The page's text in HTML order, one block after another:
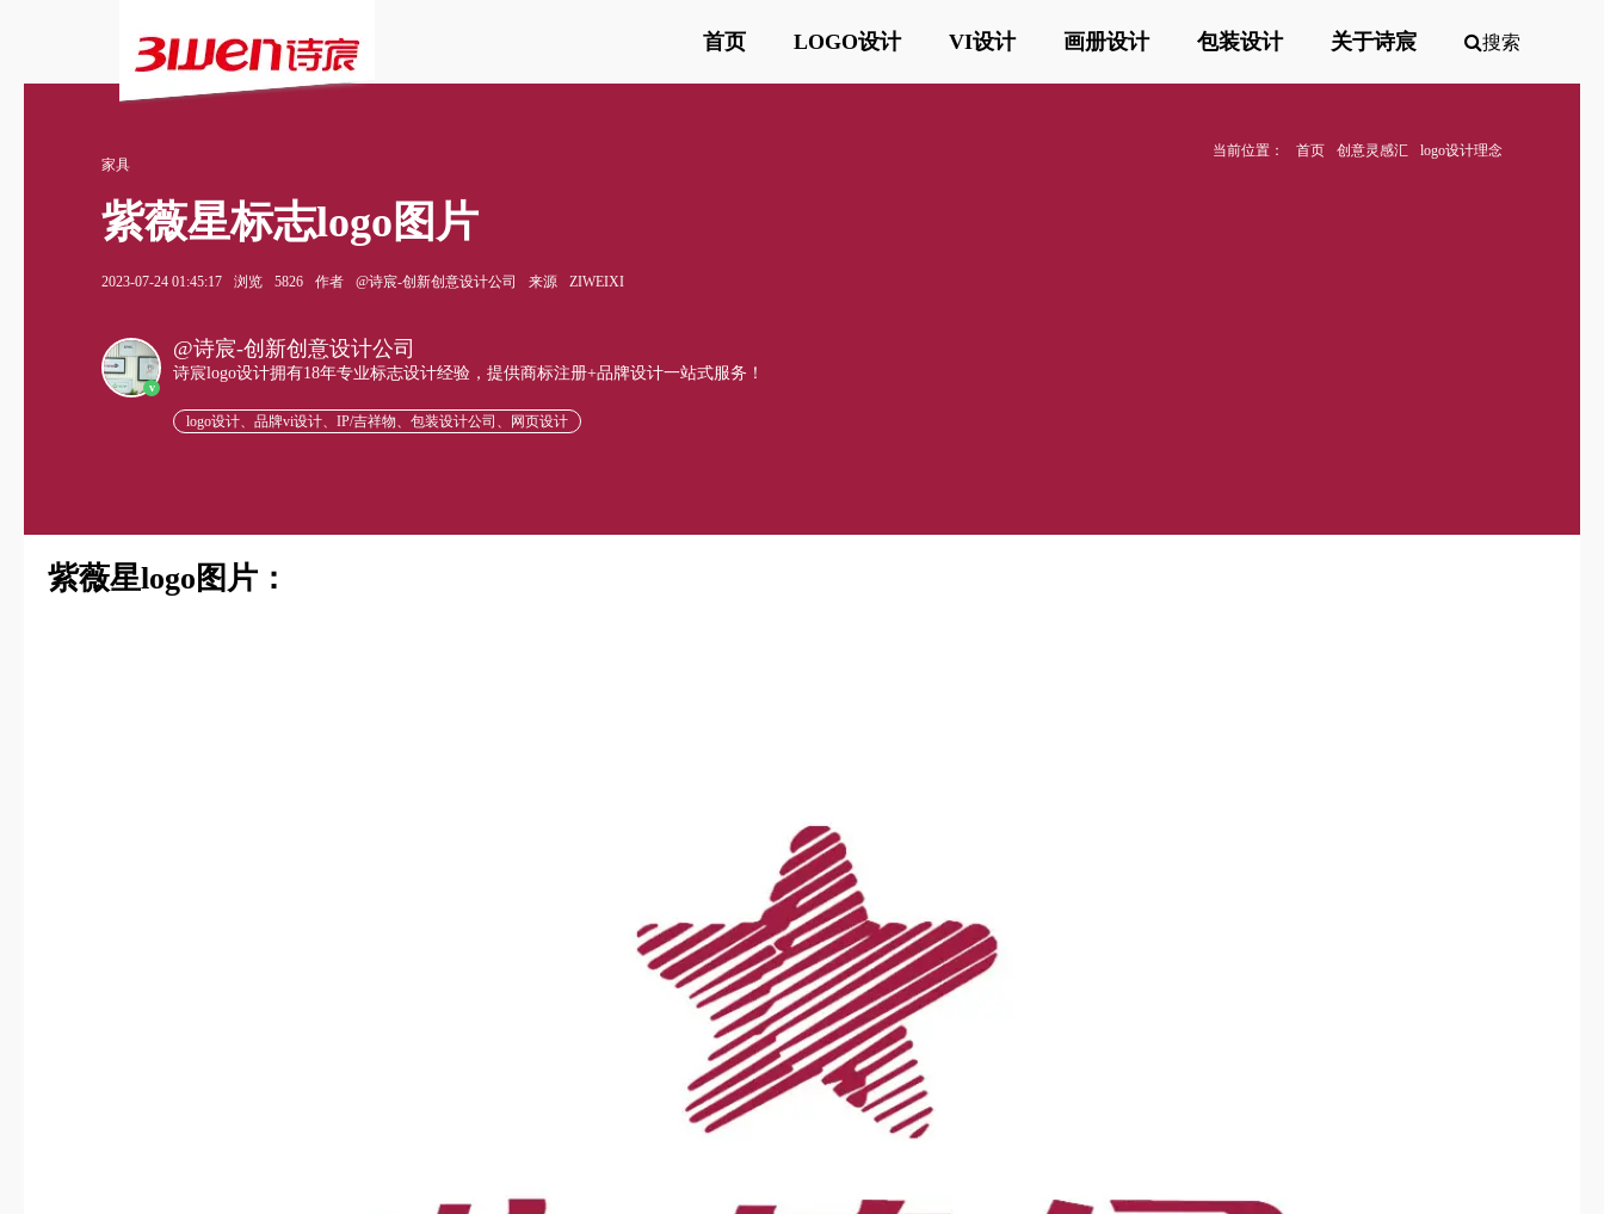
首页 LOGO设计 VI设计 画册设计 包装设计 关于诗宸 搜索
当前位置： 首页 创意灵感汇
logo设计理念
家具
紫薇星标志logo图片
2023-07-24 01:45:17 浏览 5826 作者 @诗宸-创新创意设计公司 来源 ZIWEIXI
v
@诗宸-创新创意设计公司
诗宸logo设计拥有18年专业标志设计经验，提供商标注册+品牌设计一站式服务！
logo设计、品牌vi设计、IP/吉祥物、包装设计公司、网页设计
紫薇星logo图片：